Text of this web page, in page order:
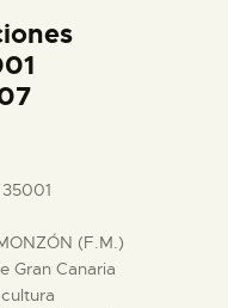
(F.M.)
Gran Canaria